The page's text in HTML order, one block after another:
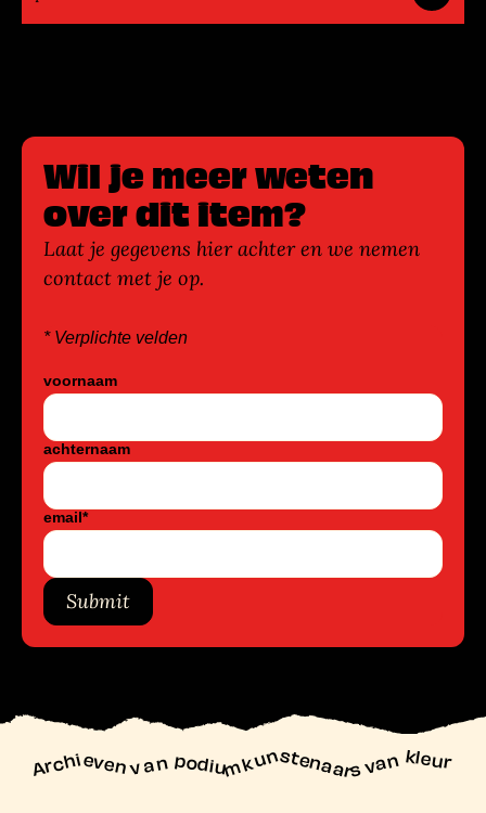
Wil je meer weten
over dit item?
Laat je gegevens hier achter en we nemen
contact met je op.
* Verplichte velden
voornaam
achternaam
email*
Submit
Archievenvan podiumkunstenaars van kleur